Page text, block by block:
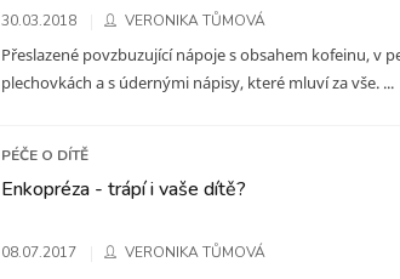
30.03.2018 VERONIKA TŮMOVÁ
Přeslazené povzbuzující nápoje s obsahem kofeinu, v
plechovkách a s údernými nápisy, které mluví za vše. ...
PÉČE O DÍTĚ
Enkopréza - trápí i vaše dítě?
08.07.2017 VERONIKA TŮMOVÁ